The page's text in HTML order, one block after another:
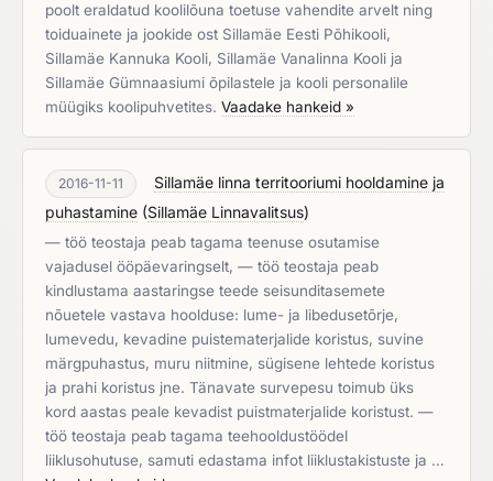
poolt eraldatud koolilõuna toetuse vahendite arvelt ning
toiduainete ja jookide ost Sillamäe Eesti Põhikooli,
Sillamäe Kannuka Kooli, Sillamäe Vanalinna Kooli ja
Sillamäe Gümnaasiumi õpilastele ja kooli personalile
müügiks koolipuhvetites. Vaadake hankeid »
2016-11-11
Sillamäe linna territooriumi hooldamine ja
puhastamine (Sillamäe Linnavalitsus)
— töö teostaja peab tagama teenuse osutamise
vajadusel ööpäevaringselt, — töö teostaja peab
kindlustama aastaringse teede seisunditasemete
nõuetele vastava hoolduse: lume- ja libedusetõrje,
lumevedu, kevadine puistematerjalide koristus, suvine
märgpuhastus, muru niitmine, sügisene lehtede koristus
ja prahi koristus jne. Tänavate survepesu toimub üks
kord aastas peale kevadist puistmaterjalide koristust. —
töö teostaja peab tagama teehooldustöödel
liiklusohutuse, samuti edastama infot liiklustakistuste ja …